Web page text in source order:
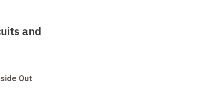
and
Out